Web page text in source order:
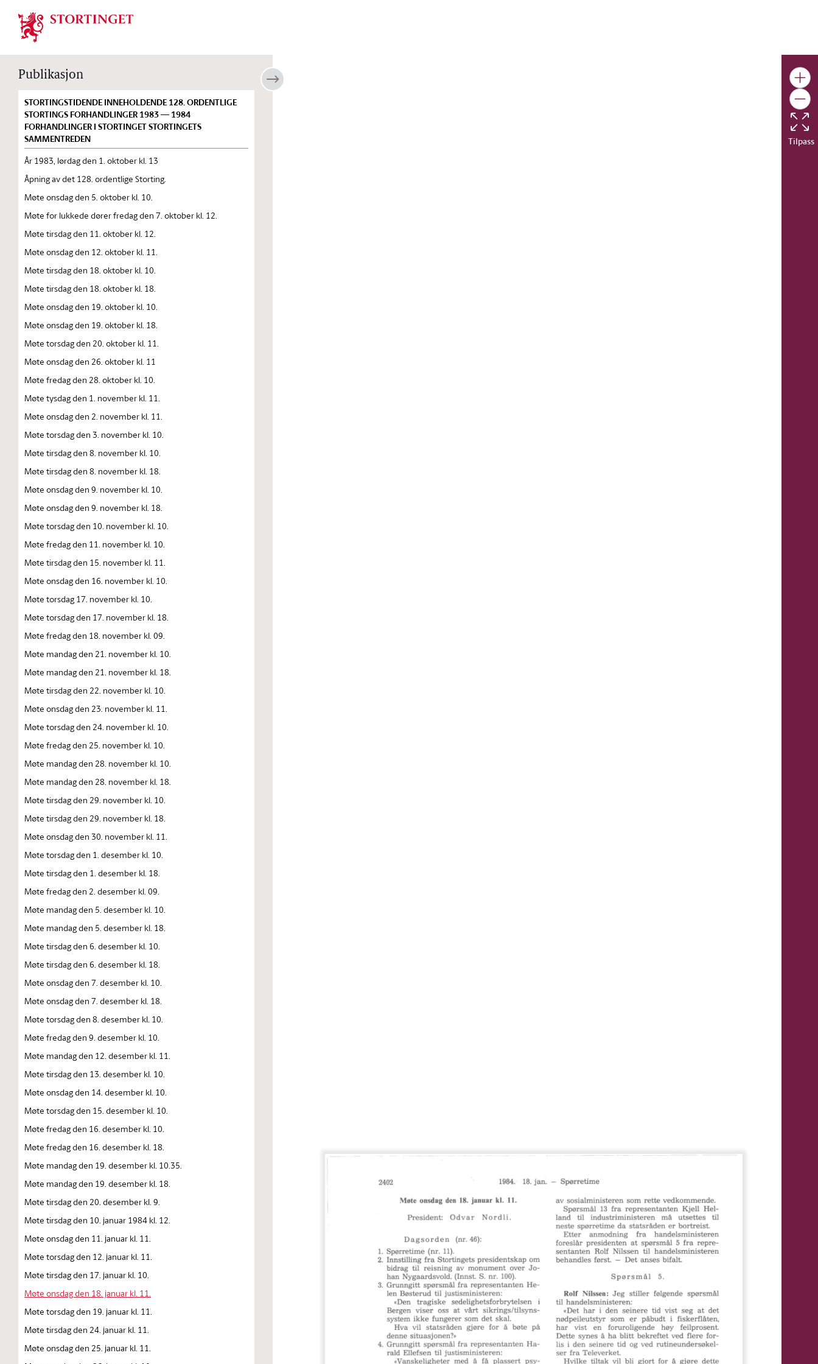
Stortinget.no
Publikasjon
STORTINGSTIDENDE INNEHOLDENDE 128. ORDENTLIGE
STORTINGS FORHANDLINGER 1983 — 1984
FORHANDLINGER I STORTINGET STORTINGETS
SAMMENTREDEN
År 1983, lørdag den 1. oktober kl. 13
Åpning av det 128. ordentlige Storting.
Møte onsdag den 5. oktober kl. 10.
Møte for lukkede dører fredag den 7. oktober kl. 12.
Møte tirsdag den 11. oktober kl. 12.
Møte onsdag den 12. oktober kl. 11.
Møte tirsdag den 18. oktober kl. 10.
Møte tirsdag den 18. oktober kl. 18.
Møte onsdag den 19. oktober kl. 10.
Møte onsdag den 19. oktober kl. 18.
Møte torsdag den 20. oktober kl. 11.
Møte onsdag den 26. oktober kl. 11
Møte fredag den 28. oktober kl. 10.
Møte tysdag den 1. november kl. 11.
Møte onsdag den 2. november kl. 11.
Møte torsdag den 3. november kl. 10.
Møte tirsdag den 8. november kl. 10.
Møte tirsdag den 8. november kl. 18.
Møte onsdag den 9. november kl. 10.
Møte onsdag den 9. november kl. 18.
Møte torsdag den 10. november kl. 10.
Møte fredag den 11. november kl. 10.
Møte tirsdag den 15. november kl. 11.
Møte onsdag den 16. november kl. 10.
Møte torsdag 17. november kl. 10.
Møte torsdag den 17. november kl. 18.
Møte fredag den 18. november kl. 09.
Møte mandag den 21. november kl. 10.
Møte mandag den 21. november kl. 18.
Møte tirsdag den 22. november kl. 10.
Møte onsdag den 23. november kl. 11.
Møte torsdag den 24. november kl. 10.
Møte fredag den 25. november kl. 10.
Møte mandag den 28. november kl. 10.
Møte mandag den 28. november kl. 18.
Møte tirsdag den 29. november kl. 10.
Møte tirsdag den 29. november kl. 18.
Møte onsdag den 30. november kl. 11.
Møte torsdag den 1. desember kl. 10.
Møte tirsdag den 1. desember kl. 18.
Møte fredag den 2. desember kl. 09.
Møte mandag den 5. desember kl. 10.
Møte mandag den 5. desember kl. 18.
Møte tirsdag den 6. desember kl. 10.
Møte tirsdag den 6. desember kl. 18.
Møte onsdag den 7. desember kl. 10.
Møte onsdag den 7. desember kl. 18.
Møte torsdag den 8. desember kl. 10.
Møte fredag den 9. desember kl. 10.
Møte mandag den 12. desember kl. 11.
Møte tirsdag den 13. desember kl. 10.
Møte onsdag den 14. desember kl. 10.
Møte torsdag den 15. desember kl. 10.
Møte fredag den 16. desember kl. 10.
Møte fredag den 16. desember kl. 18.
Møte mandag den 19. desember kl. 10.35.
Møte mandag den 19. desember kl. 18.
Møte tirsdag den 20. desember kl. 9.
Møte tirsdag den 10. januar 1984 kl. 12.
Møte onsdag den 11. januar kl. 11.
Møte torsdag den 12. januar kl. 11.
Møte tirsdag den 17. januar kl. 10.
Møte onsdag den 18. januar kl. 11.
Møte torsdag den 19. januar kl. 11.
Møte tirsdag den 24. januar kl. 11.
Møte onsdag den 25. januar kl. 11.